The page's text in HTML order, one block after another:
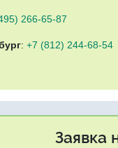
266-65-87
: +7 (812) 244-68-54
Заявка